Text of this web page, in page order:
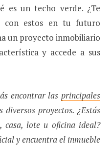
es un techo verde. ¿Te
con estos en tu futuro
un proyecto inmobiliario
y accede a sus
encontrar lasprincipales
diversos proyectos. ¿Estás
casa, lote u oficina ideal?
y encuentra el inmueble